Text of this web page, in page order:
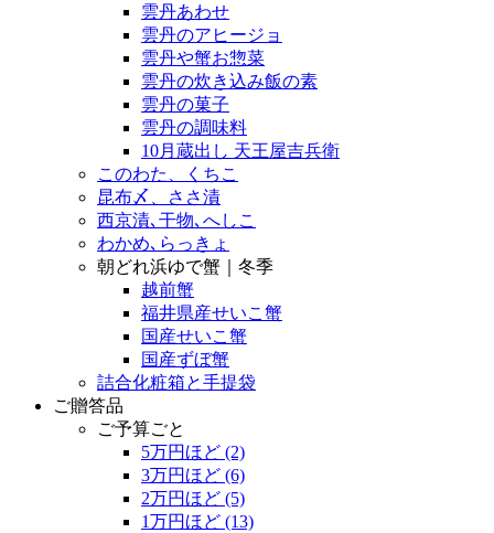
雲丹あわせ
雲丹のアヒージョ
雲丹や蟹お惣菜
雲丹の炊き込み飯の素
雲丹の菓子
雲丹の調味料
10月蔵出し 天王屋吉兵衛
このわた、くちこ
昆布〆、ささ漬
西京漬､干物､へしこ
わかめ､らっきょ
朝どれ浜ゆで蟹｜冬季
越前蟹
福井県産せいこ蟹
国産せいこ蟹
国産ずぼ蟹
詰合化粧箱と手提袋
ご贈答品
ご予算ごと
5万円ほど (2)
3万円ほど (6)
2万円ほど (5)
1万円ほど (13)